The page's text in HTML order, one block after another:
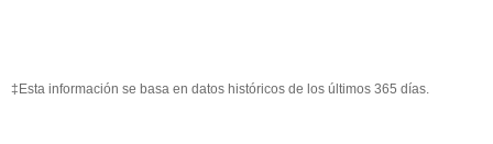
‡Esta información se basa en datos históricos de los últimos 365 días.